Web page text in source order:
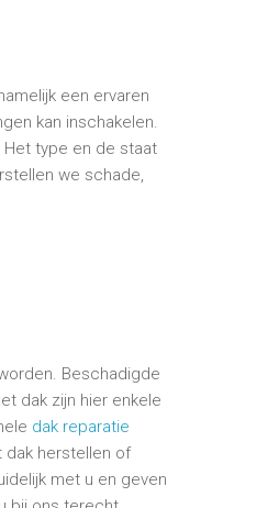
een ervaren
kan inschakelen.
Het type en de staat
we schade,
Beschadigde
dak zijn hier enkele
dak reparatie
dak herstellen of
met u en geven